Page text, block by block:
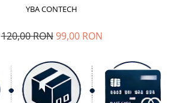
YBA CONTECH
120,00 RON 99,00 RON